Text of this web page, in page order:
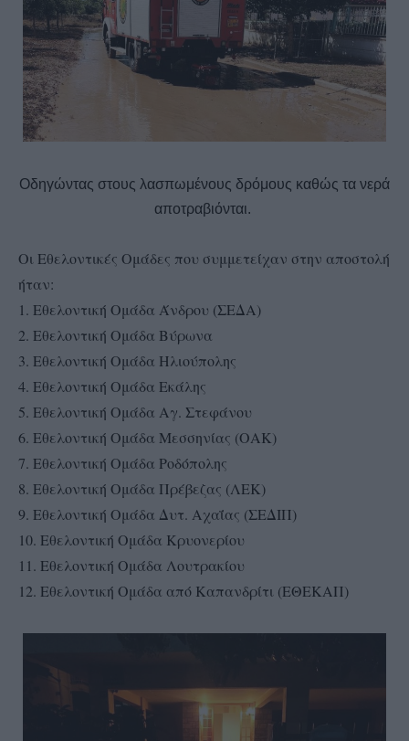
Οδηγώντας στους λασπωμένους δρόμους καθώς τα νερά
αποτραβιόνται.
Οι Εθελοντικές Ομάδες που συμμετείχαν στην αποστολή
ήταν:
1. Εθελοντική Ομάδα Άνδρου (ΣΕΔΑ)
2. Εθελοντική Ομάδα Βύρωνα
3. Εθελοντική Ομάδα Ηλιούπολης
4. Εθελοντική Ομάδα Εκάλης
5. Εθελοντική Ομάδα Αγ. Στεφάνου
6. Εθελοντική Ομάδα Μεσσηνίας (ΟΑΚ)
7. Εθελοντική Ομάδα Ροδόπολης
8. Εθελοντική Ομάδα Πρέβεζας (ΛΕΚ)
9. Εθελοντική Ομάδα Δυτ. Αχαΐας (ΣΕΔΙΠ)
10. Εθελοντική Ομάδα Κρυονερίου
11. Εθελοντική Ομάδα Λουτρακίου
12. Εθελοντική Ομάδα από Καπανδρίτι (ΕΘΕΚΑΠ)